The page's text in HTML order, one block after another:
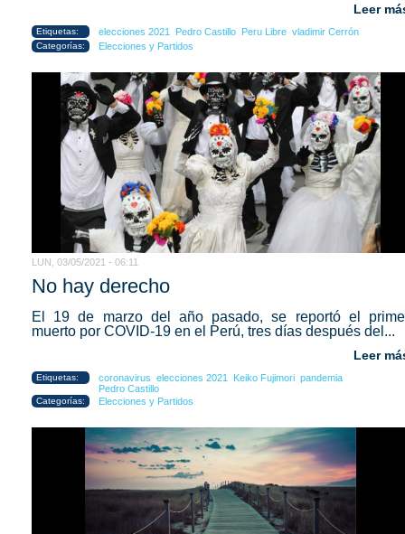
Leer
Etiquetas: elecciones 2021 Pedro Castillo Peru Libre vladimir Cerrón
Categorías: Elecciones y Partidos
LUN, 03/05/2021 - 06:11
No hay derecho
El 19 de marzo del año pasado, se reportó el
muerto por COVID-19 en el Perú, tres días después del...
Leer
Etiquetas: coronavirus elecciones 2021 Keiko Fujimori pandemia
Pedro Castillo
Categorías: Elecciones y Partidos